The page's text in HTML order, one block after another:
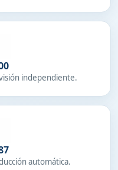
independiente.
automática.